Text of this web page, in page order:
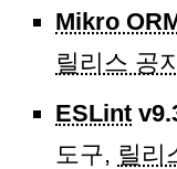
Mikro
릴리스 공지
ESLint
도구, 릴리